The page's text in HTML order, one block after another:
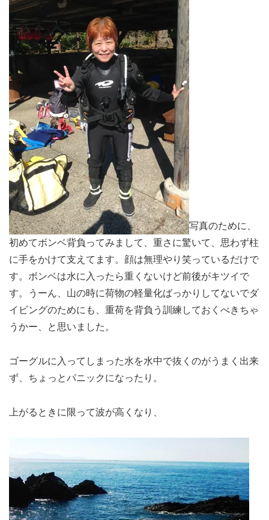
写真のために、
初めてボンベ背負ってみまして、重さに驚いて、思わず柱
に手をかけて支えてます。顔は無理やり笑っているだけで
す。ボンベは水に入ったら重くないけど前後がキツイで
す。うーん、山の時に荷物の軽量化ばっかりしてないでダ
イビングのためにも、重荷を背負う訓練しておくべきちゃ
うかー、と思いました。
ゴーグルに入ってしまった水を水中で抜くのがうまく出来
ず、ちょっとパニックになったり。
上がるときに限って波が高くなり、